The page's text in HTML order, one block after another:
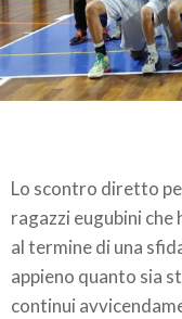
Lo scontro diretto
ragazzi eugubini
al termine di una
appieno quanto sia
continui